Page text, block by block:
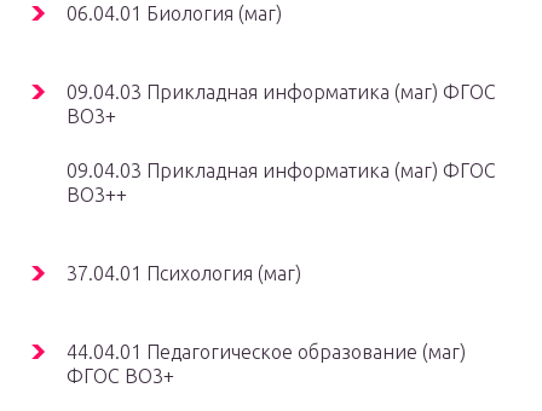
06.04.01 Биология (маг)
09.04.03 Прикладная информатика (маг) ФГОС
ВО3+
09.04.03 Прикладная информатика (маг) ФГОС
ВО3++
37.04.01 Психология (маг)
44.04.01 Педагогическое образование (маг)
ФГОС ВО3+